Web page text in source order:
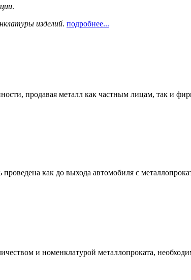
.
изделий. подробнее...
продавая металл как частным лицам, так и
как до выхода автомобиля с
и номенклатурой металлопроката,